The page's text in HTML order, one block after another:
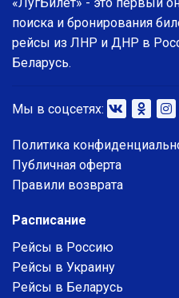
поиска и бронирования
рейсы из ЛНР и ДНР в
Беларусь.
Мы в соцсетях:
Политика
Публичная оферта
Правили возврата
Расписание
Рейсы в Россию
Рейсы в Украину
Рейсы в Беларусь